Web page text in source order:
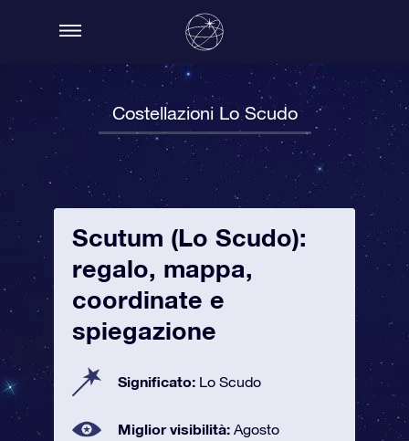
Costellazioni Lo Scudo
Scutum (Lo Scudo):
regalo, mappa,
coordinate e
spiegazione
Significato: Lo Scudo
Miglior visibilità: Agosto